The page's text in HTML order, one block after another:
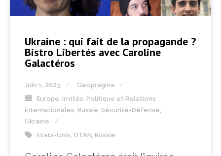
Ukraine : qui fait de la propagande ?
Bistro Libertés avec Caroline
Galactéros
Juin 1, 2023
Geopragma
Europe Invités Politique et Relations
internationales Russie Sécurité-Défense
Ukraine
Etats-Unis OTAN Russie